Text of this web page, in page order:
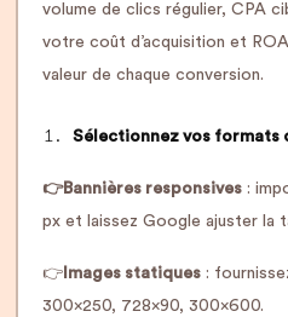
volume de clics régulier, CPA
votre coût d’acquisition et
valeur de chaque conversion.
Sélectionnez vos formats
👉Bannières responsives :
px et laissez Google ajuster la
👉 Images statiques :
300×250, 728×90, 300×600.